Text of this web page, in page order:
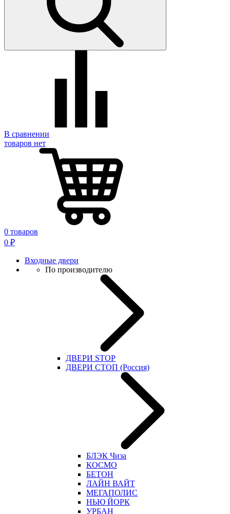
В сравнении
товаров нет
0 товаров
0 ₽
Входные двери
По производителю
ДВЕРИ STOP
ДВЕРИ СТОП (Россия)
БЛЭК Чиза
КОСМО
БЕТОН
ЛАЙН ВАЙТ
МЕГАПОЛИС
НЬЮ ЙОРК
УРБАН